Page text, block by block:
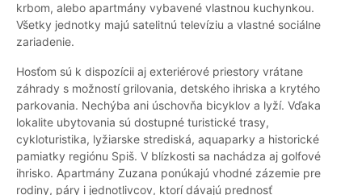
krbom, alebo apartmány vybavené vlastnou kuchynkou.
Všetky jednotky majú satelitnú televíziu a vlastné sociálne
zariadenie.
Hosťom sú k dispozícii aj exteriérové priestory vrátane
záhrady s možností grilovania, detského ihriska a krytého
parkovania. Nechýba ani úschovňa bicyklov a lyží. Vďaka
lokalite ubytovania sú dostupné turistické trasy,
cykloturistika, lyžiarske strediská, aquaparky a historické
pamiatky regiónu Spiš. V blízkosti sa nachádza aj golfové
ihrisko. Apartmány Zuzana ponúkajú vhodné zázemie pre
rodiny, páry i jednotlivcov, ktorí dávajú prednosť